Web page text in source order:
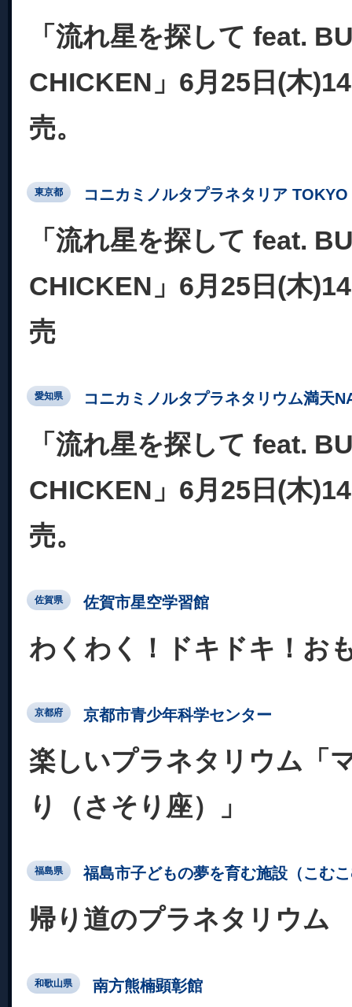
「流れ星を探して feat.
CHICKEN」6月25日(木
売。
東京都 コニカミノルタプラネタリア TOKYO
「流れ星を探して feat.
CHICKEN」6月25日(木
売
愛知県 コニカミノルタプラネタリウム満天
「流れ星を探して feat.
CHICKEN」6月25日(木
売。
佐賀県 佐賀市星空学習館
わくわく！ドキドキ！お
京都府 京都市青少年科学センター
楽しいプラネタリウム「
り（さそり座）」
福島県 福島市子どもの夢を育む施設（こむ
帰り道のプラネタリウム
和歌山県 南方熊楠顕彰館